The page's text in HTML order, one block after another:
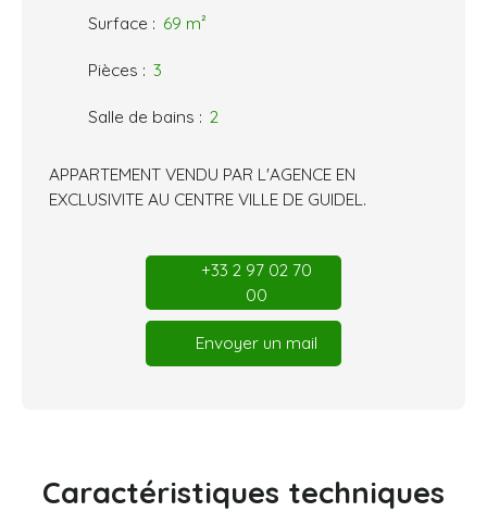
Surface : 69 m²
Pièces : 3
Salle de bains : 2
APPARTEMENT VENDU PAR L'AGENCE EN
EXCLUSIVITE AU CENTRE VILLE DE GUIDEL.
+33 2 97 02 70
00
Envoyer un mail
Caractéristiques techniques